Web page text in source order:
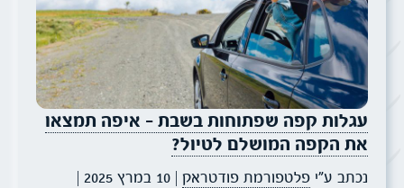
עגלות קפה שפתוחות בשבת – איפה תמצאו
את הקפה המושלם לטיול?
נכתב ע״י פלטפורמת פודטראק | 10 במרץ 2025
|